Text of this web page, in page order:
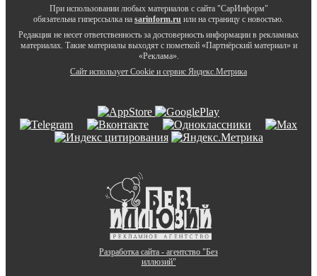
При использовании любых материалов с сайта "СарИнформ"
обязательна гиперссылка на sarinform.ru или на страницу с новостью.
Редакция не несет ответственность за достоверность информации в рекламных
материалах. Такие материалы выходят с пометкой «Партнёрский материал» и
«Реклама».
Сайт использует Cookie и сервиc Яндекс.Метрика
Разработка сайта - агентство "Без
иллюзий"